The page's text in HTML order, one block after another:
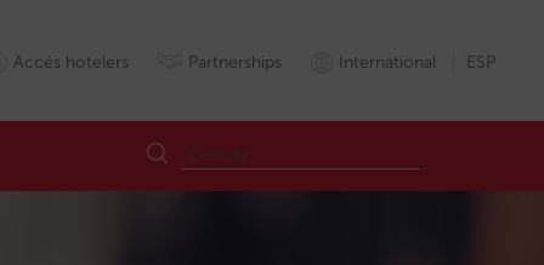
Accés hotelers Partnerships International ESP